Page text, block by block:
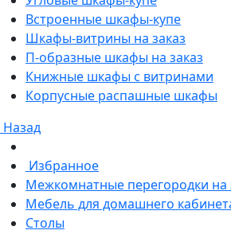
Встроенные шкафы-купе
Шкафы-витрины на заказ
П-образные шкафы на заказ
Книжные шкафы с витринами
Корпусные распашные шкафы
Назад
Избранное
Межкомнатные перегородки на
Мебель для домашнего
Столы